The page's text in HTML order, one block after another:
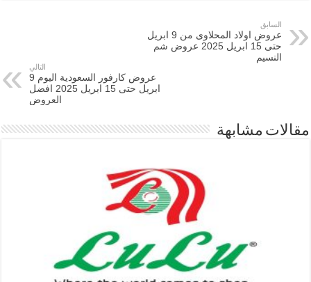
السابق
عروض اولاد المحلاوى من 9 ابريل
حتى 15 ابريل 2025 عروض شم
النسيم
التالي
عروض كارفور السعودية اليوم 9
ابريل حتى 15 ابريل 2025 افضل
العروض
مقالات مشابهة